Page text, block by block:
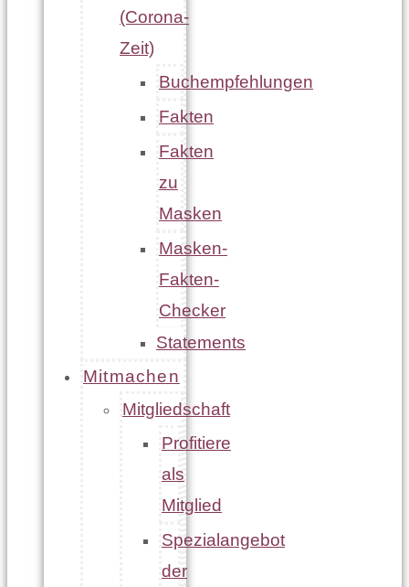
(Corona-
Zeit)
Buchempfehlungen
Fakten
Fakten
zu
Masken
Masken-
Fakten-
Checker
Statements
Mitmachen
Mitgliedschaft
Profitiere
als
Mitglied
Spezialangebot
der